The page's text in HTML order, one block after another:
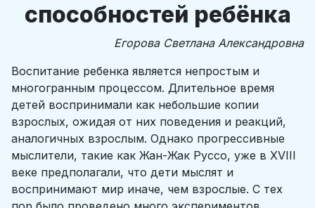
способностей ребёнка
Егорова Светлана Александровна
Воспитание ребенка является непростым и
многогранным процессом. Длительное время
детей воспринимали как небольшие копии
взрослых, ожидая от них поведения и реакций,
аналогичных взрослым. Однако прогрессивные
мыслители, такие как Жан-Жак Руссо, уже в XVIII
веке предполагали, что дети мыслят и
воспринимают мир иначе, чем взрослые. С тех